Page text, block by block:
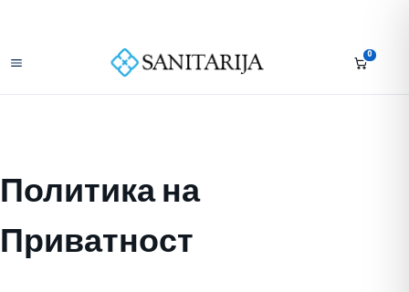
Отвори мени 0
Политика на
Приватност